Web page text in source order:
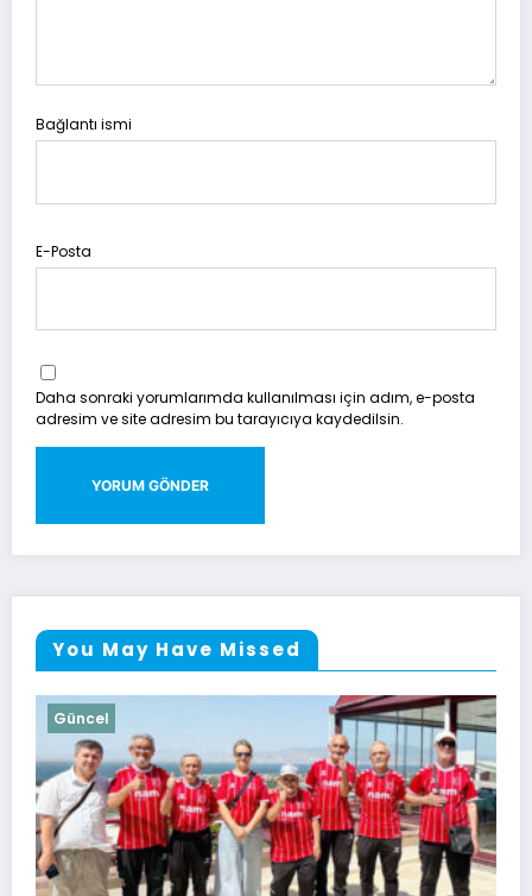
Bağlantı ismi
E-Posta
Daha sonraki yorumlarımda kullanılması için adım, e-posta
adresim ve site adresim bu tarayıcıya kaydedilsin.
You May Have Missed